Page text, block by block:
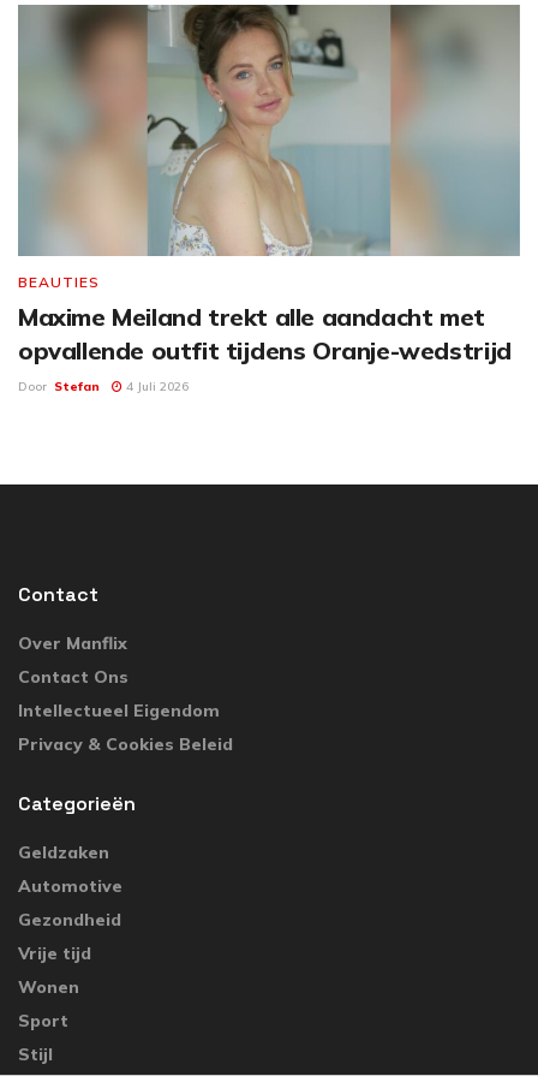
BEAUTIES
Maxime Meiland trekt alle aandacht met
opvallende outfit tijdens Oranje-wedstrijd
Door Stefan 4 Juli 2026
Contact
Over Manflix
Contact Ons
Intellectueel Eigendom
Privacy & Cookies Beleid
Categorieën
Geldzaken
Automotive
Gezondheid
Vrije tijd
Wonen
Sport
Stijl